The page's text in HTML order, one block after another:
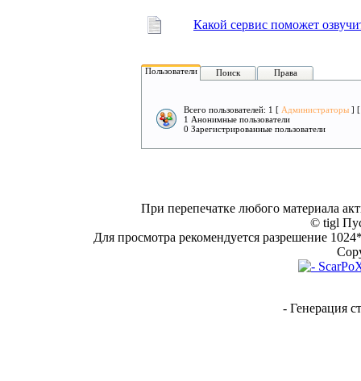
Какой сервис поможет
Пользователи Поиск Права
Всего пользователей: 1 [ Администраторы ]
1 Анонимные пользователи
0 Зарегистрированные пользователи
При перепечатке любого материала
© tigl
Для просмотра рекомендуется разрешение
- Генерация